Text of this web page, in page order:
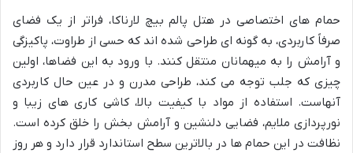
حمام های اختصاصی در هتل پالم بیچ لارناکا، فراتر از یک فضای
صرفاً کاربردی، به گونه ای طراحی شده اند که حسی از طراوت، پاکیزگی
و آرامش را به میهمانان منتقل کنند. با ورود به این فضاها، اولین
چیزی که جلب توجه می کند، طراحی مدرن و در عین حال کاربردی
آنهاست. استفاده از مواد با کیفیت بالا، کاشی کاری های زیبا و
نورپردازی ملایم، فضایی دلنشین و آرامش بخش را خلق کرده است.
نظافت در این حمام ها در بالاترین سطح استاندارد قرار دارد و هر روز